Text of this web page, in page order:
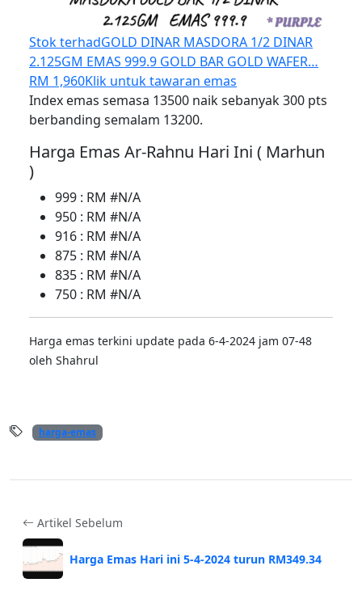
Stok terhadGOLD DINAR MASDORA 1/2 DINAR
2.125GM EMAS 999.9 GOLD BAR GOLD WAFER…
RM 1,960Klik untuk tawaran emas
Index emas semasa 13500 naik sebanyak 300 pts
berbanding semalam 13200.
Harga Emas Ar-Rahnu Hari Ini ( Marhun
)
999 : RM #N/A
950 : RM #N/A
916 : RM #N/A
875 : RM #N/A
835 : RM #N/A
750 : RM #N/A
Harga emas terkini update pada 6-4-2024 jam 07-48
oleh Shahrul
harga-emas
Artikel Sebelum
Harga Emas Hari ini 5-4-2024 turun RM349.34